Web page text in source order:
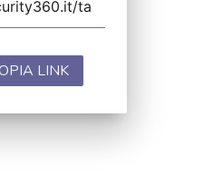
LINK